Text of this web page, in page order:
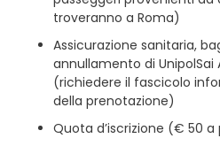
troveranno a Roma)
Assicurazione sanitaria,
annullamento di UnipolSai
(richiedere il fascicolo
della prenotazione)
Quota d’iscrizione (€ 50 a